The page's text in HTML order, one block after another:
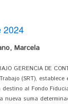
2024
Marcela
GERENCIA DE
(SRT),
al Fondo
nueva suma